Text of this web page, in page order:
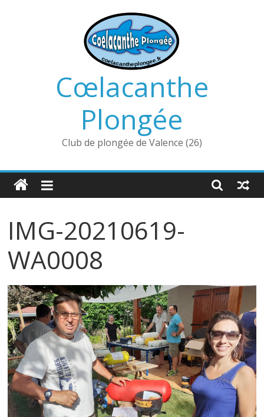
Cœlacanthe
Plongée
Club de plongée de Valence (26)
IMG-20210619-
WA0008